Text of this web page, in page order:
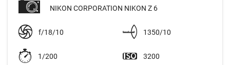
NIKON CORPORATION NIKON Z 6
f/18/10 1350/10
1/200 3200